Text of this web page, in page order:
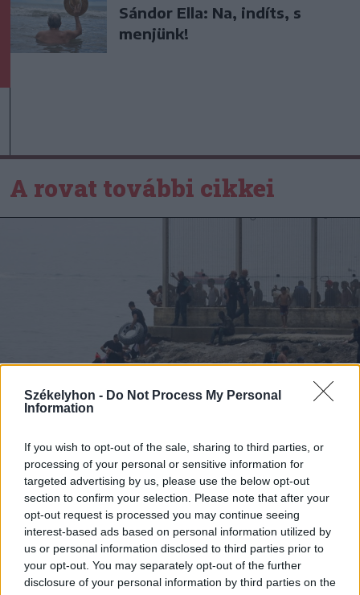
Székelyhon - Do Not Process My Personal
Information
If you wish to opt-out of the sale, sharing to third parties, or
processing of your personal or sensitive information for
targeted advertising by us, please use the below opt-out
section to confirm your selection. Please note that after your
opt-out request is processed you may continue seeing
interest-based ads based on personal information utilized by
us or personal information disclosed to third parties prior to
your opt-out. You may separately opt-out of the further
disclosure of your personal information by third parties on the
Sándor Ella: Na, indíts, s
menjünk!
A rovat további cikkei
2026. július 31., péntek
Migrációs válság Ceutában: több
tízezer határsértő jutott be a
spanyol városba Marokkó felől